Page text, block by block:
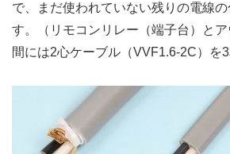
で、まだ使われていない残りの電線
す。（リモコンリレー（端子台）と
間には2心ケーブル（VVF1.6-2C）を3